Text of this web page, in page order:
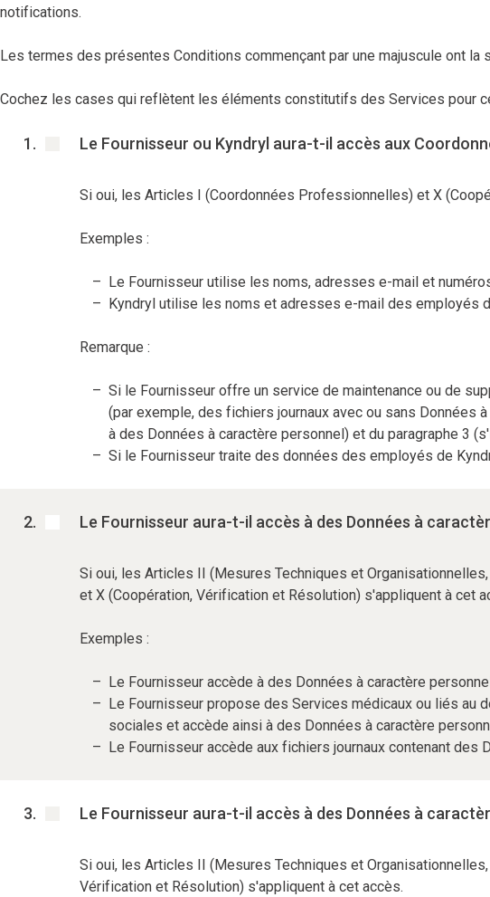
notifications.
Les termes des présentes Conditions commençant par une majuscule ont
Cochez les cases qui reflètent les éléments constitutifs des Services pour
Le Fournisseur ou Kyndryl aura-t-il accès aux
Si oui, les Articles I (Coordonnées Professionnelles) et X
Exemples :
Le Fournisseur utilise les noms, adresses e-mail et
Kyndryl utilise les noms et adresses e-mail des employés
Remarque :
Si le Fournisseur offre un service de maintenance ou de
(par exemple, des fichiers journaux avec ou sans Données
à des Données à caractère personnel) et du paragraphe 3
Si le Fournisseur traite des données des employés de
Le Fournisseur aura-t-il accès à des Données à
Si oui, les Articles II (Mesures Techniques et
et X (Coopération, Vérification et Résolution) s'appliquent à cet
Exemples :
Le Fournisseur accède à des Données à caractère
Le Fournisseur propose des Services médicaux ou liés au
sociales et accède ainsi à des Données à caractère
Le Fournisseur accède aux fichiers journaux contenant
Le Fournisseur aura-t-il accès à des Données à
Si oui, les Articles II (Mesures Techniques et
Vérification et Résolution) s'appliquent à cet accès.